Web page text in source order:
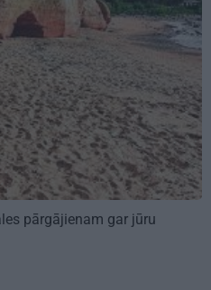
pārgājienam gar jūru